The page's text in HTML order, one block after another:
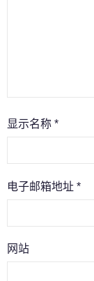
显示名称 *
电子邮箱地址 *
网站